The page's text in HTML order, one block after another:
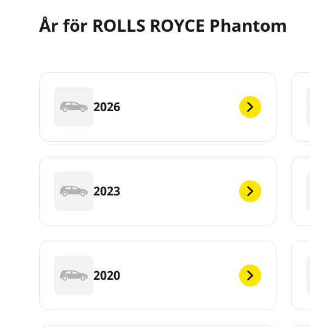
År för ROLLS ROYCE Phantom
2026
2023
2020